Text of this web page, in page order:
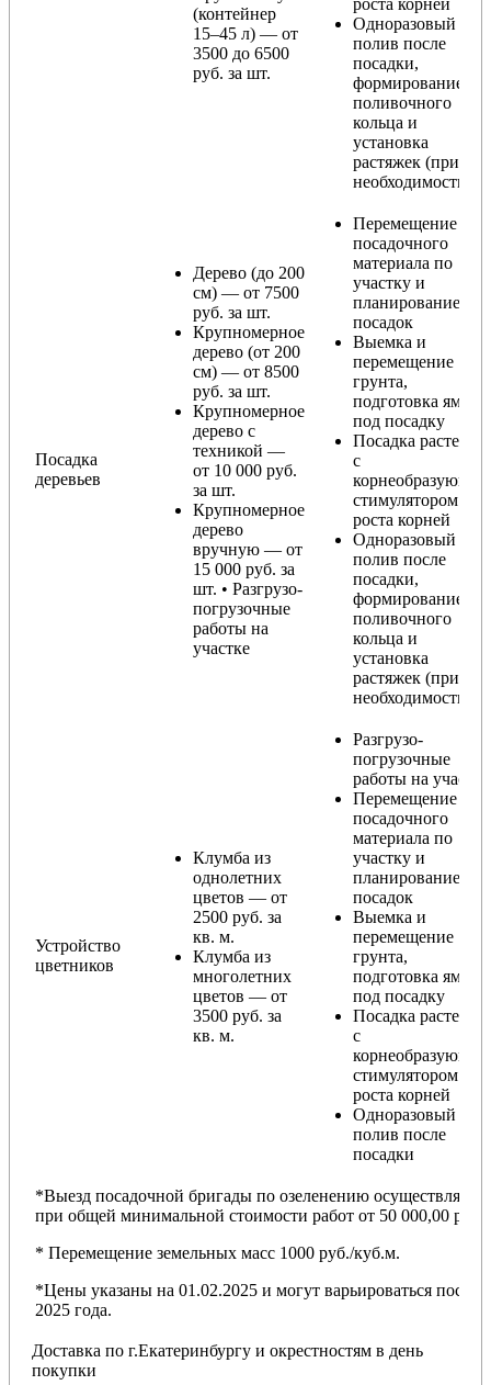
(контейнер
15–45 л) — от
3500 до 6500
руб. за шт.
Одноразовый
полив после
посадки,
формирование
поливочного
кольца и
установка
растяжек (при
необходимости)
Посадка
деревьев
Дерево (до 200
см) — от 7500
руб. за шт.
Крупномерное
дерево (от 200
см) — от 8500
руб. за шт.
Крупномерное
дерево с
техникой —
от 10 000 руб.
за шт.
Крупномерное
дерево
вручную — от
15 000 руб. за
шт. • Разгрузо-
погрузочные
работы на
участке
Перемещение
посадочного
материала по
участку и
планирование
посадок
Выемка и
перемещение
грунта,
подготовка ямы
под посадку
Посадка растения
с
корнеобразующим
стимулятором
роста корней
Одноразовый
полив после
посадки,
формирование
поливочного
кольца и
установка
растяжек (при
необходимости)
Устройство
цветников
Клумба из
однолетних
цветов — от
2500 руб. за
кв. м.
Клумба из
многолетних
цветов — от
3500 руб. за
кв. м.
Разгрузо-
погрузочные
работы на участке
Перемещение
посадочного
материала по
участку и
планирование
посадок
Выемка и
перемещение
грунта,
подготовка ямы
под посадку
Посадка растений
с
корнеобразующим
стимулятором
роста корней
Одноразовый
полив после
посадки
*Выезд посадочной бригады по озеленению осуществляется
при общей минимальной стоимости работ от 50 000,00 руб.
* Перемещение земельных масс 1000 руб./куб.м.
*Цены указаны на 01.02.2025 и могут варьироваться после
2025 года.
Доставка по г.Екатеринбургу и окрестностям в день
покупки